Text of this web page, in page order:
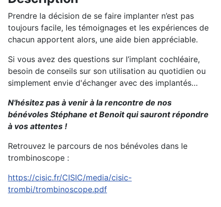
Prendre la décision de se faire implanter n’est pas
toujours facile, les témoignages et les expériences de
chacun apportent alors, une aide bien appréciable.
Si vous avez des questions sur l’implant cochléaire,
besoin de conseils sur son utilisation au quotidien ou
simplement envie d'échanger avec des implantés…
N'hésitez pas à venir à la rencontre de nos
bénévoles Stéphane et Benoit qui sauront répondre
à vos attentes !
Retrouvez le parcours de nos bénévoles dans le
trombinoscope :
https://cisic.fr/CISIC/media/cisic-
trombi/trombinoscope.pdf